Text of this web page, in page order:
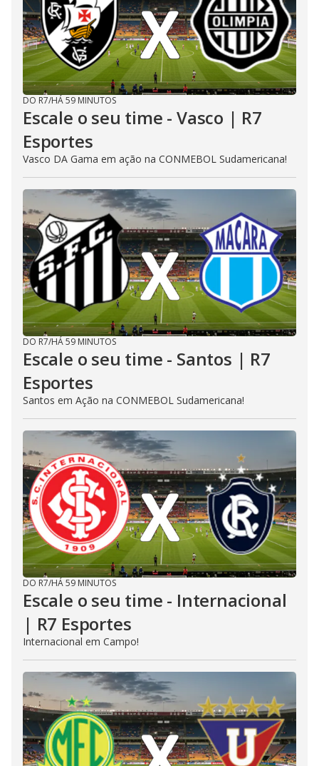
DO R7/HÁ 59 MINUTOS
Escale o seu time - Vasco | R7
Esportes
Vasco DA Gama em ação na CONMEBOL Sudamericana!
DO R7/HÁ 59 MINUTOS
Escale o seu time - Santos | R7
Esportes
Santos em Ação na CONMEBOL Sudamericana!
DO R7/HÁ 59 MINUTOS
Escale o seu time - Internacional
| R7 Esportes
Internacional em Campo!